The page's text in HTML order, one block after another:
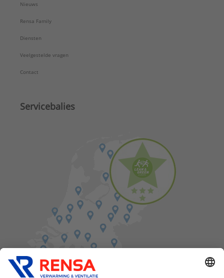
Nieuws
Rensa Family
Diensten
Veelgestelde vragen
Contact
Servicebalies